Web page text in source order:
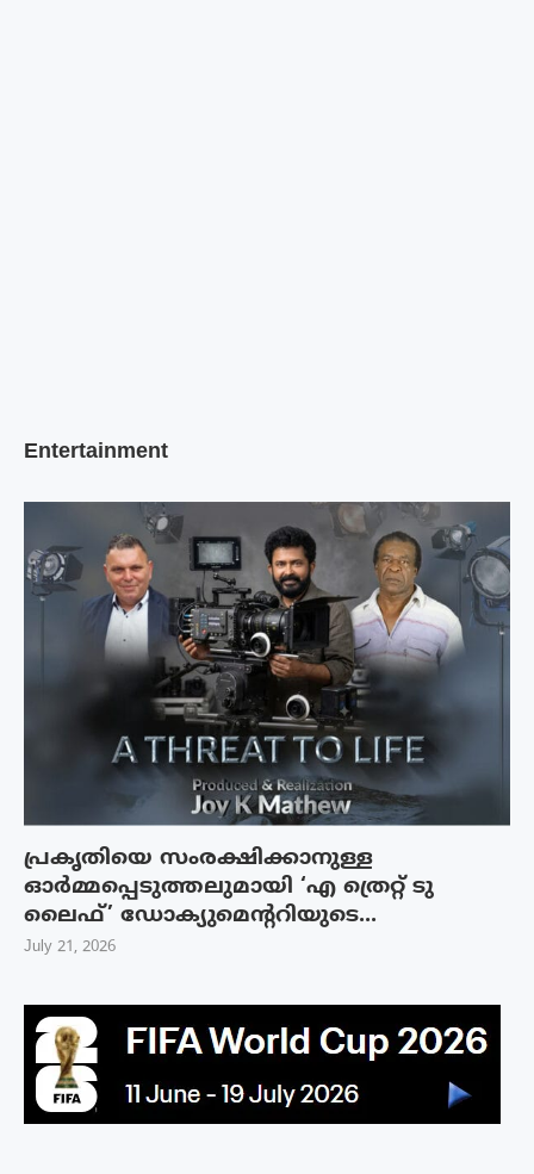
Entertainment
പ്രകൃതിയെ സംരക്ഷിക്കാനുള്ള
ഓർമ്മപ്പെടുത്തലുമായി ‘എ ത്രെറ്റ് ടു
ലൈഫ്’ ഡോക്യുമെന്ററിയുടെ...
July 21, 2026